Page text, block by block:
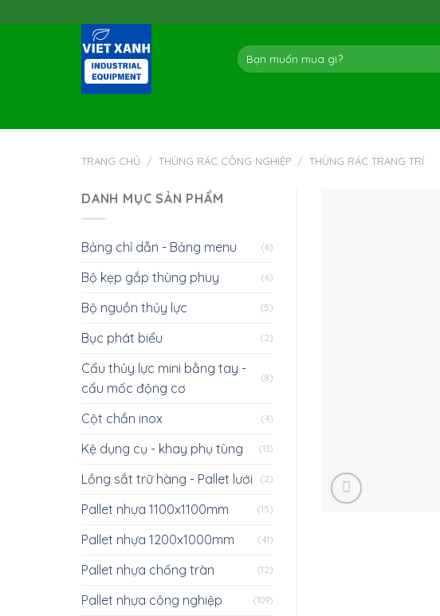
to
Tìm
kiếm:
TRANG CHỦ / THÙNG RÁC CÔNG NGHIỆP / THÙNG RÁC TRANG TRÍ
DANH MỤC SẢN PHẨM
Bảng chỉ dẫn - Bảng menu (6)
Bộ kẹp gắp thùng phuy (6)
Bộ nguồn thủy lực (5)
Bục phát biểu (2)
Cẩu thủy lực mini bằng tay -
cẩu mốc động cơ
(8)
Cột chắn inox (4)
Kệ dụng cụ - khay phụ tùng (13)
Lồng sắt trữ hàng - Pallet lưới (2)
Pallet nhựa 1100x1100mm (15)
Pallet nhựa 1200x1000mm (41)
Pallet nhựa chống tràn (12)
Pallet nhựa công nghiệp (109)